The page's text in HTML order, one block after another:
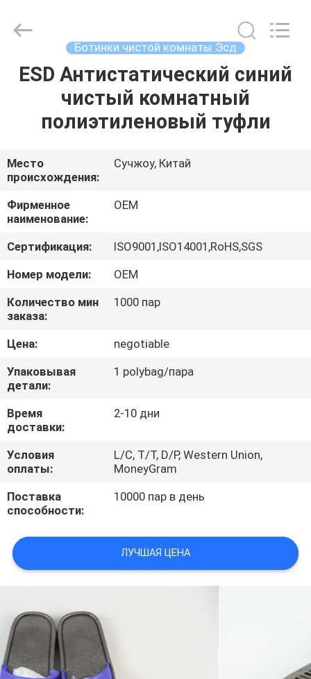
ДОМ
ПРОДУКТЫ
О
НАС
ПУТЕШЕСТВИЕ
ФАБРИКИ
ПРОВЕРКА
КАЧЕСТВА
СВЯЖИТЕСЬ
МЫ
НОВОСТИ
СПРОСИТЕ
ЦИТАТУ
КАРТА
САЙТА
PRIVACY
POLICY
Technology
Co.,Ltd.
Reserved.
Ботинки чистой комнаты Эсд
ESD Антистатический синий
чистый комнатный
полиэтиленовый туфли
Место
происхождения:
Сучжоу, Китай
Фирменное
наименование:
OEM
Сертификация:
ISO9001,ISO14001,RoHS,SGS
Номер модели:
OEM
Количество мин
заказа:
1000 пар
Цена:
negotiable
Упаковывая
детали:
1 polybag/пара
Время
доставки:
2-10 дни
Условия
оплаты:
L/C, T/T, D/P, Western Union,
MoneyGram
Поставка
способности:
10000 пар в день
ЛУЧШАЯ ЦЕНА